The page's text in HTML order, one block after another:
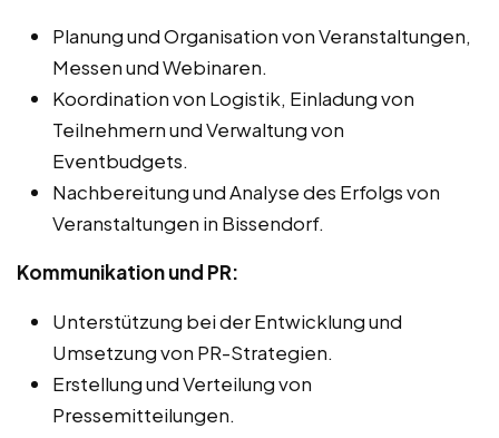
Planung und Organisation von Veranstaltungen,
Messen und Webinaren.
Koordination von Logistik, Einladung von
Teilnehmern und Verwaltung von
Eventbudgets.
Nachbereitung und Analyse des Erfolgs von
Veranstaltungen in Bissendorf.
Kommunikation und PR:
Unterstützung bei der Entwicklung und
Umsetzung von PR-Strategien.
Erstellung und Verteilung von
Pressemitteilungen.